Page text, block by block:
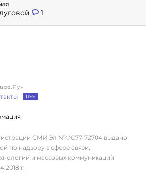
1
RSS
СМИ Эл №ФС77-72704 выдано
по надзору в сфере связи,
и массовых коммуникаций
г.